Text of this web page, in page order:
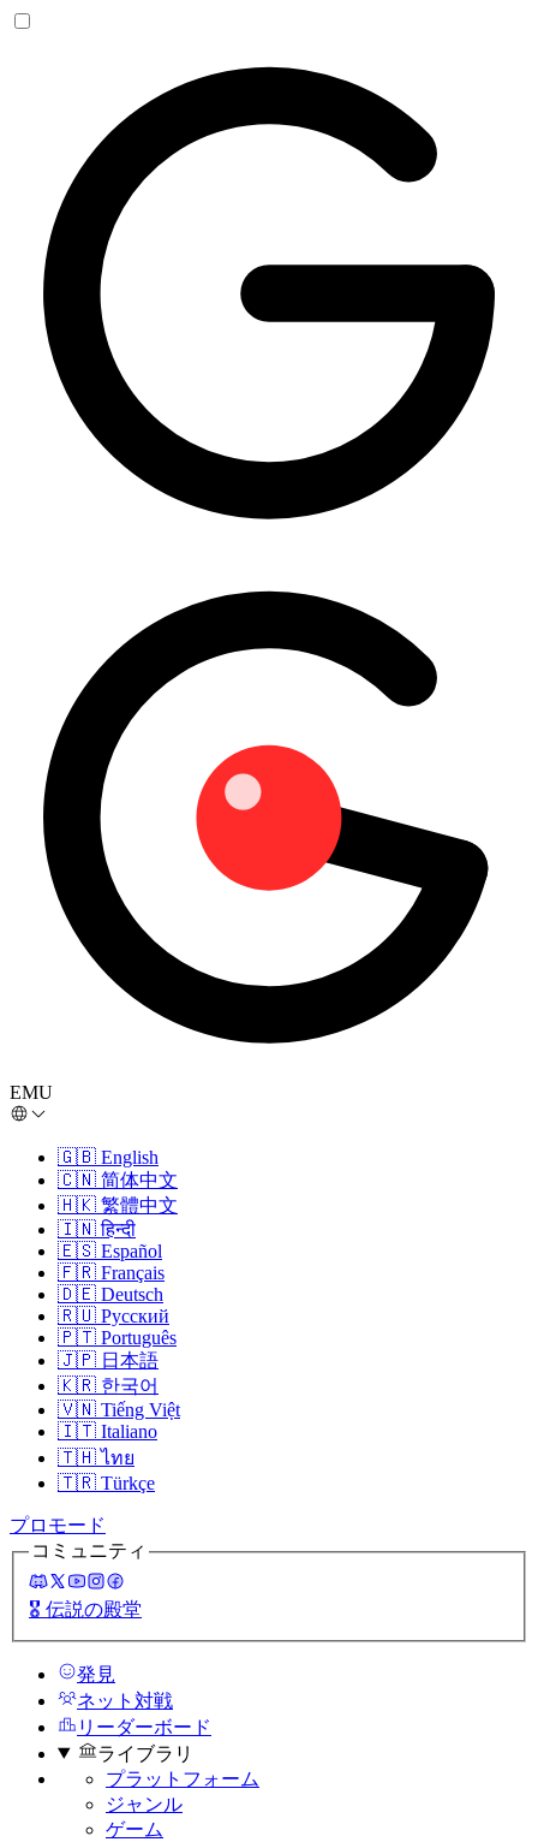
EMU
🇬🇧 English
🇨🇳 简体中文
🇭🇰 繁體中文
🇮🇳 हिन्दी
🇪🇸 Español
🇫🇷 Français
🇩🇪 Deutsch
🇷🇺 Русский
🇵🇹 Português
🇯🇵 日本語
🇰🇷 한국어
🇻🇳 Tiếng Việt
🇮🇹 Italiano
🇹🇭 ไทย
🇹🇷 Türkçe
プロモード
コミュニティ
🎖️ 伝説の殿堂
発見
ネット対戦
リーダーボード
ライブラリ
プラットフォーム
ジャンル
ゲーム